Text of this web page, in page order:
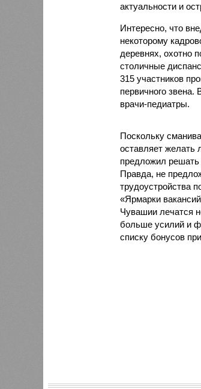
актуальности и
Интересно, что
некоторому
деревнях, охотно
столичные
315 участников
первичного
врачи-педиатры.
Поскольку
оставляет желать
предложил решать
Правда, не
трудоустройства
«Ярмарки
Чувашии лечатся
больше усилий и
списку бонусов